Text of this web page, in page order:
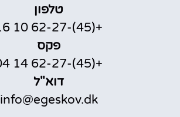
טלפון
+(45)-62-27 10 16
פקס
+(45)-62-27 14 04
דוא"ל
info@egeskov.dk